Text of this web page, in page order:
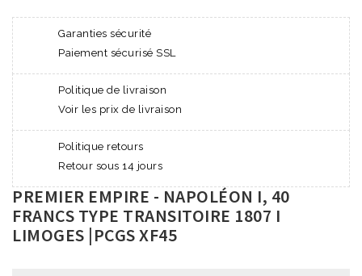
Garanties sécurité
Paiement sécurisé SSL
Politique de livraison
Voir les prix de livraison
Politique retours
Retour sous 14 jours
PREMIER EMPIRE - NAPOLÉON I, 40
FRANCS TYPE TRANSITOIRE 1807 I
LIMOGES |PCGS XF45